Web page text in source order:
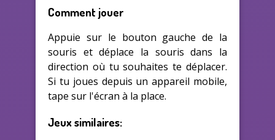
Comment jouer
Appuie sur le bouton gauche de la
souris et déplace la souris dans la
direction où tu souhaites te déplacer.
Si tu joues depuis un appareil mobile,
tape sur l'écran à la place.
Jeux similaires: